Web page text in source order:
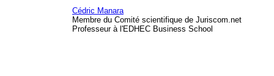
Cédric Manara
Membre du Comité scientifique de Juriscom.net
Professeur à l'EDHEC Business School